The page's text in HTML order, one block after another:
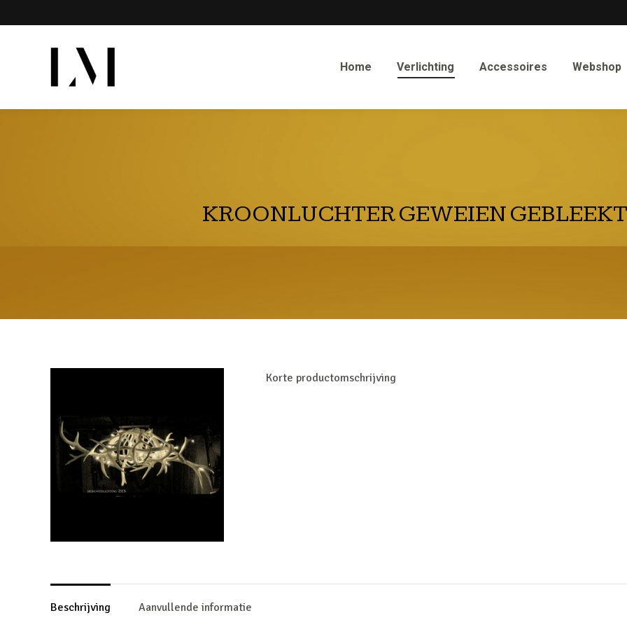
Home Verlichting Accessoires Webshop
KROONLUCHTER GEWEIEN
Korte productomschrijving
Beschrijving Aanvullende informatie